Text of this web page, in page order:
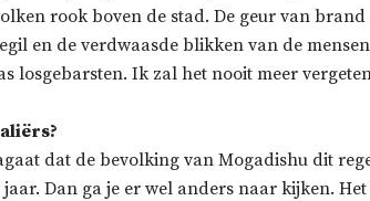
rook boven de stad. De geur van brand
en de verdwaasde blikken van de
losgebarsten. Ik zal het nooit meer
dat de bevolking van Mogadishu dit
Dan ga je er wel anders naar kijken.